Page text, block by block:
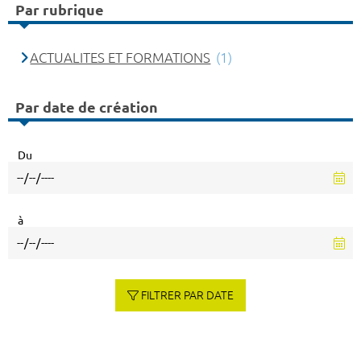
Par rubrique
ACTUALITES ET FORMATIONS (1)
Par date de création
Du
à
FILTRER PAR DATE